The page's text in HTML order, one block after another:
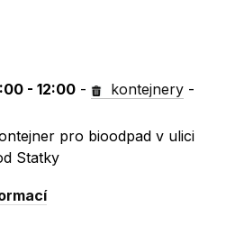
- 12:00 - kontejnery -
pro bioodpad v ulici
Statky